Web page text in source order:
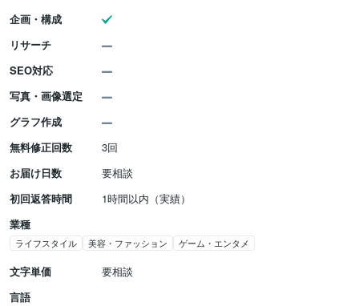
企画・構成
リサーチ
SEO対応
写真・画像選定
グラフ作成
無料修正回数
3回
お届け日数
要相談
初回返答時間
1時間以内（実績）
業種
ライフスタイル 美容・ファッション ゲーム・エンタメ
文字単価
要相談
言語